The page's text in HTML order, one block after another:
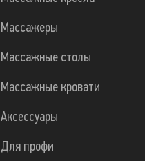
Массажеры
Массажные столы
Массажные кровати
Аксессуары
Для профи